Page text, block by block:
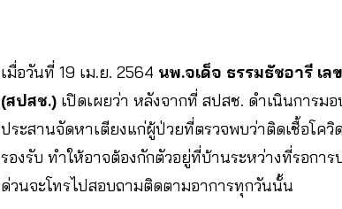
เมื่อวันที่​ 19​ เม.ย.​ 2564​ นพ.จเด็จ ธรรมธัชอารี เ
(สปสช.) เปิดเผยว่า หลังจากที่ สปสช. ดำเนินการ
ประสานจัดหาเตียงแก่ผู้ป่วยที่ตรวจพบว่าติดเชื้อโควิ
รองรับ ทำให้อาจต้องกักตัวอยู่ที่บ้านระหว่างที่รอกา
ด่วนจะโทรไปสอบถามติดตามอาการทุกวันนั้น